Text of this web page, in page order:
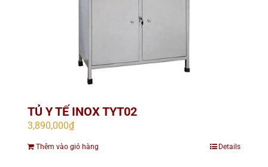
TỦ Y TẾ INOX TYT02
3,890,000₫
Thêm vào giỏ hàng Details